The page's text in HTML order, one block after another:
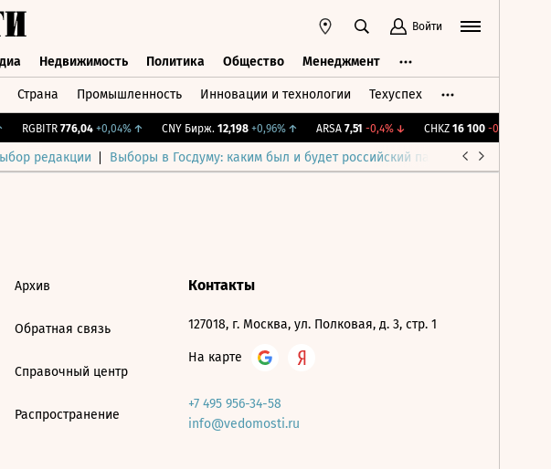
Войти
Недвижимость Политика Общество Менеджмент
Страна Промышленность Инновации и технологии Техуспех
RGBITR 776,04 +0,04%↑ CNY Бирж. 12,198 +0,96%↑ ARSA 7,51 -0,4%↓ CHKZ 16 100 -0,62%
редакции Выборы в Госдуму: каким был и будет российский парламент
Архив
Обратная связь
Справочный центр
Распространение
Контакты
127018, г. Москва, ул. Полковая, д. 3, стр. 1
На карте
+7 495 956-34-58
info@vedomosti.ru